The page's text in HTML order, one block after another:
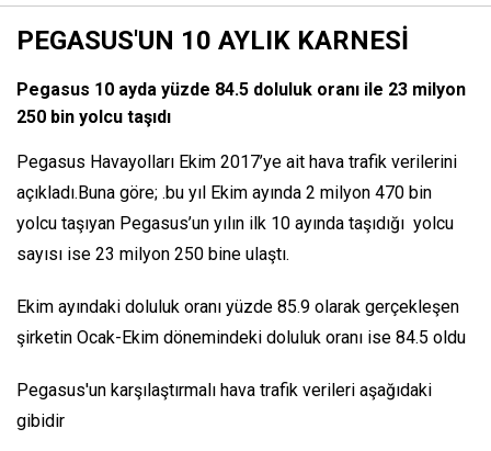
PEGASUS'UN 10 AYLIK KARNESİ
Pegasus 10 ayda yüzde 84.5 doluluk oranı ile 23 milyon
250 bin yolcu taşıdı
Pegasus Havayolları Ekim 2017’ye ait hava trafik verilerini
açıkladı.Buna göre; .bu yıl Ekim ayında 2 milyon 470 bin
yolcu taşıyan Pegasus’un yılın ilk 10 ayında taşıdığı yolcu
sayısı ise 23 milyon 250 bine ulaştı.
Ekim ayındaki doluluk oranı yüzde 85.9 olarak gerçekleşen
şirketin Ocak-Ekim dönemindeki doluluk oranı ise 84.5 oldu
Pegasus'un karşılaştırmalı hava trafik verileri aşağıdaki
gibidir